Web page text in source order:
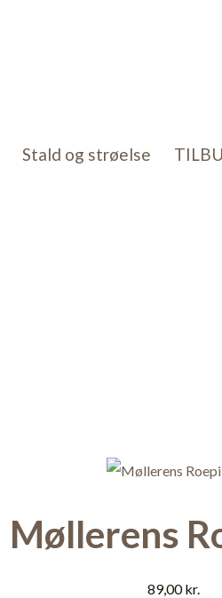
Stald og strøelse
Møllerens
89,00kr.